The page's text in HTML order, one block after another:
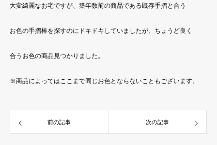
大変綺麗なお宅ですが、築年数前の商品である既存手摺と合う
お色の手摺棒を探すのにドキドキしていましたが、ちょうど良く
合うお色の商品見つかりました。
※商品によってはここまで同じお色とならないこともございます。
前の記事 次の記事